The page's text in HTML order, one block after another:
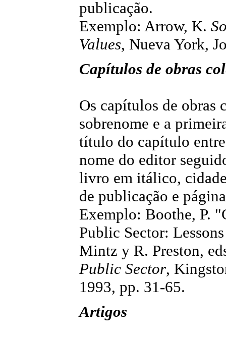
publicação.
Exemplo: Arrow, K.
Values, Nueva York,
Capítulos de obras
Os capítulos de
sobrenome e a
título do capítulo
nome do editor
livro em itálico,
de publicação e
Exemplo: Boothe, P.
Public Sector:
Mintz y R. Preston,
Public Sector,
1993, pp. 31-65.
Artigos